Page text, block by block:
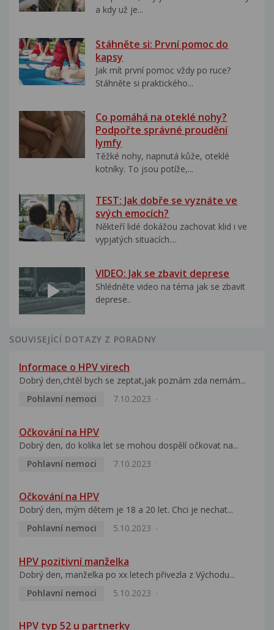
a kdy už je...
Stáhněte si: První pomoc do
kapsy
Jak mít první pomoc vždy po ruce?
Stáhněte si praktického...
Co pomáhá na oteklé nohy?
Podpořte správné proudění
lymfy
Těžké nohy, napnutá kůže, oteklé
kotníky. To jsou potíže,...
TEST: Jak dobře se vyznáte ve
svých emocích?
Někteří lidé dokážou zachovat klid i ve
vypjatých situacích....
VIDEO: Jak se zbavit deprese
Shlédněte video na téma jak se zbavit
deprese..
SOUVISEJÍCÍ DOTAZY Z PORADNY
Informace o HPV virech
Dobrý den,chtěl bych se zeptat,jak poznám zda nemám...
Pohlavní nemoci
7.10.2023
Očkování na HPV
Dobrý den, do kolika let se mohou dospělí očkovat na...
Pohlavní nemoci
7.10.2023
Očkování na HPV
Dobrý den, mým dětem je 18 a 20 let. Chci je nechat...
Pohlavní nemoci
5.10.2023
HPV pozitivní manželka
Dobrý den, manželka po xx letech přivezla z Východu...
Pohlavní nemoci
5.10.2023
HPV typ 52 u partnerky